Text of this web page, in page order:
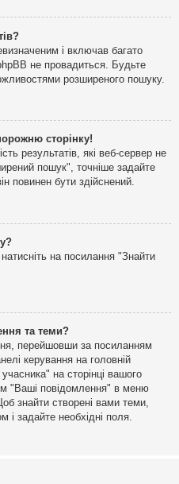
і включав багато
не провадиться. Будьте
розширеного пошуку.
сторінку!
результатів, які веб-сервер не
пошук", точніше задайте
повинен бути здійснений.
на посилання "Знайти
та теми?
перейшовши за посиланням
керування на головній
на сторінці вашого
"Ваші повідомлення" в меню
знайти створені вами теми,
і задайте необхідні поля.